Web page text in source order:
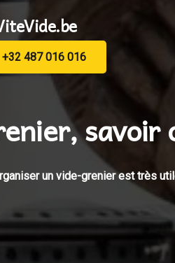
+32 487 016 016
savoir
un vide-grenier est très